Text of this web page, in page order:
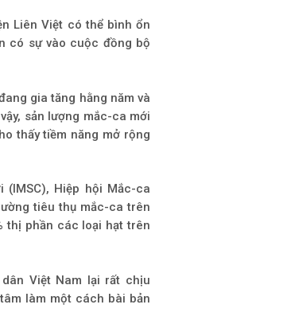
Liên Việt có thể bình ổn
có sự vào cuộc đồng bộ
gia tăng hằng năm và
sản lượng mắc-ca mới
thấy tiềm năng mở rộng
Hiệp hội Mắc-ca
tiêu thụ mắc-ca trên
thị phần các loại hạt trên
Việt Nam lại rất chịu
làm một cách bài bản